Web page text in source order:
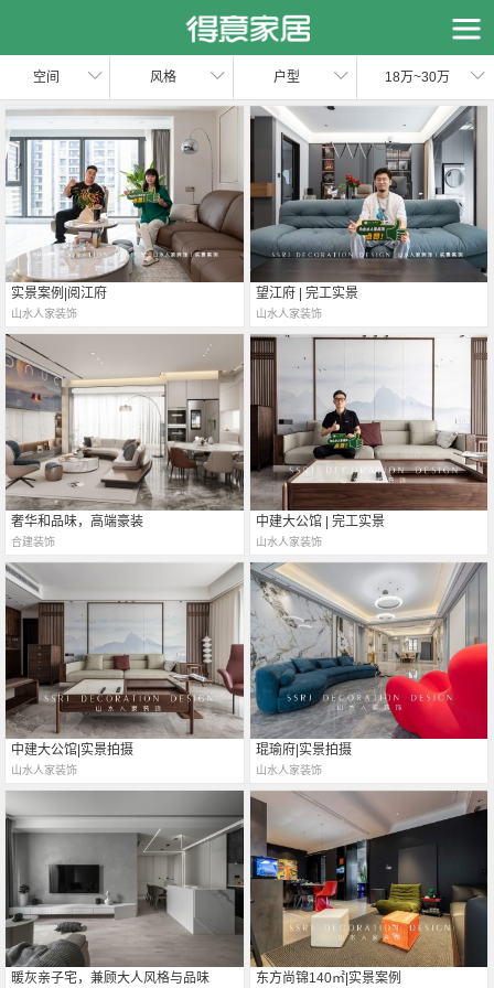
空间 风格 户型 18万~30万
实景案例|阅江府
山水人家装饰
望江府 | 完工实景
山水人家装饰
奢华和品味，高端豪装
合建装饰
中建大公馆 | 完工实景
山水人家装饰
中建大公馆|实景拍摄
山水人家装饰
琨瑜府|实景拍摄
山水人家装饰
暖灰亲子宅，兼顾大人风格与品味 东方尚锦140㎡|实景案例